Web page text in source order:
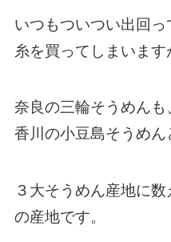
いつもついつい出回
糸を買ってしまいます
奈良の三輪そうめんも
香川の小豆島そうめん
３大そうめん産地に
の産地です。